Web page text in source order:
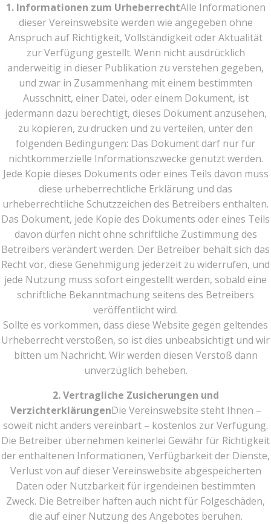
1. Informationen zum UrheberrechtAlle Informationen
dieser Vereinswebsite werden wie angegeben ohne
Anspruch auf Richtigkeit, Vollständigkeit oder Aktualität
zur Verfügung gestellt. Wenn nicht ausdrücklich
anderweitig in dieser Publikation zu verstehen gegeben,
und zwar in Zusammenhang mit einem bestimmten
Ausschnitt, einer Datei, oder einem Dokument, ist
jedermann dazu berechtigt, dieses Dokument anzusehen,
zu kopieren, zu drucken und zu verteilen, unter den
folgenden Bedingungen: Das Dokument darf nur für
nichtkommerzielle Informationszwecke genutzt werden.
Jede Kopie dieses Dokuments oder eines Teils davon muss
diese urheberrechtliche Erklärung und das
urheberrechtliche Schutzzeichen des Betreibers enthalten.
Das Dokument, jede Kopie des Dokuments oder eines Teils
davon dürfen nicht ohne schriftliche Zustimmung des
Betreibers verändert werden. Der Betreiber behält sich das
Recht vor, diese Genehmigung jederzeit zu widerrufen, und
jede Nutzung muss sofort eingestellt werden, sobald eine
schriftliche Bekanntmachung seitens des Betreibers
veröffentlicht wird.
Sollte es vorkommen, dass diese Website gegen geltendes
Urheberrecht verstoßen, so ist dies unbeabsichtigt und wir
bitten um Nachricht. Wir werden diesen Verstoß dann
unverzüglich beheben.
2. Vertragliche Zusicherungen und
VerzichterklärungenDie Vereinswebsite steht Ihnen –
soweit nicht anders vereinbart – kostenlos zur Verfügung.
Die Betreiber übernehmen keinerlei Gewähr für Richtigkeit
der enthaltenen Informationen, Verfügbarkeit der Dienste,
Verlust von auf dieser Vereinswebsite abgespeicherten
Daten oder Nutzbarkeit für irgendeinen bestimmten
Zweck. Die Betreiber haften auch nicht für Folgeschäden,
die auf einer Nutzung des Angebotes beruhen.